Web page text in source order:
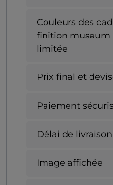
Couleurs des
finition museum
limitée
Prix final et
Paiement
Délai de livraison
Image affichée